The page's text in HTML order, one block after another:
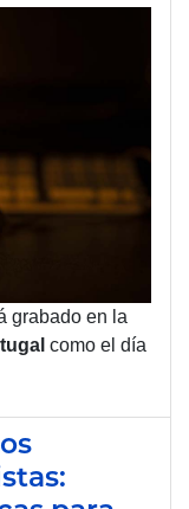
grabado en la
como el día